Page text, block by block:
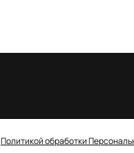
Политикой обработки